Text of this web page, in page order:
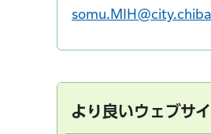
より良いウェブサ